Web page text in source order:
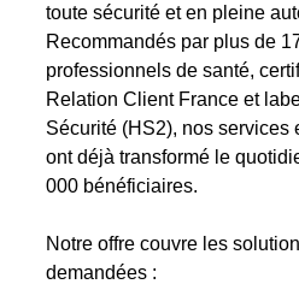
toute sécurité et en pleine
Recommandés par plus de
professionnels de santé,
Relation Client France et
Sécurité (HS2), nos services
ont déjà transformé le
000 bénéficiaires.
Notre offre couvre les
demandées :